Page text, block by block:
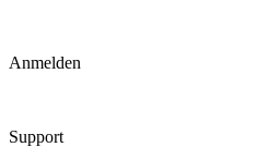
Anmelden
Support